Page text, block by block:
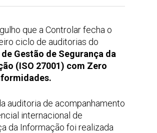
que a Controlar fecha o
ciclo de auditorias do
Gestão de Segurança da
(ISO 27001) com Zero
auditoria de acompanhamento
internacional de
da Informação foi realizada